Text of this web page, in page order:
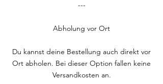
---
Abholung vor Ort
Du kannst deine Bestellung auch direkt vor
Ort abholen. Bei dieser Option fallen keine
Versandkosten an.